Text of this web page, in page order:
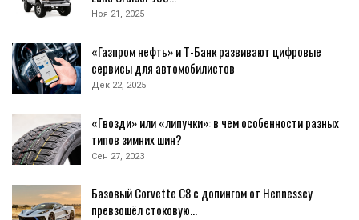
Ноя 21, 2025
«Газпром нефть» и Т-Банк развивают цифровые
сервисы для автомобилистов
Дек 22, 2025
«Гвозди» или «липучки»: в чем особенности разных
типов зимних шин?
Сен 27, 2023
Базовый Corvette C8 с допингом от Hennessey
превзошёл стоковую…